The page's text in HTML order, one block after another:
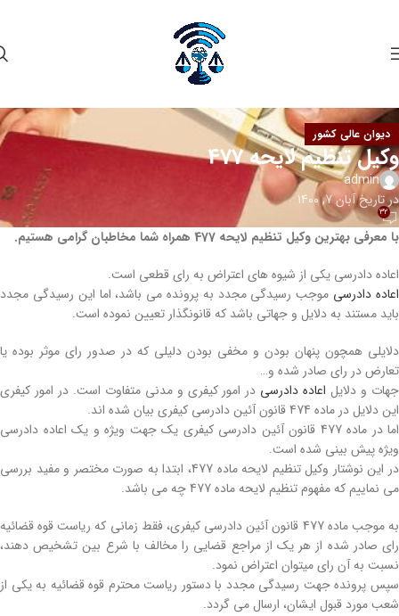
دیوان عالی کشور
وکیل تنظیم لایحه 477
admin
در تاریخ آبان 7, 1400
32
با معرفی بهترین وکیل تنظیم لایحه 477 همراه شما مخاطبان گرامی هستیم.
اعاده دادرسی یکی از شیوه‌ های اعتراض به رای قطعی است.
اعاده دادرسی موجب رسیدگی مجدد به پرونده می‌ باشد، اما این رسیدگی مجدد
باید مستند به دلایل و جهاتی باشد که قانونگذار تعیین نموده است.
دلایلی همچون پنهان بودن و مخفی بودن دلیلی که در صدور رای موثر بوده یا
تعارض در رای صادر شده و…
جهات و دلایل اعاده دادرسی در امور کیفری و مدنی متفاوت است. در امور کیفری
این دلایل در ماده 474 قانون آئین دادرسی کیفری بیان شده‌ اند.
اما در ماده 477 قانون آئین دادرسی کیفری یک جهت ویژه و یک اعاده دادرسی
ویژه پیش‌ بینی شده است.
در این نوشتار وکیل تنظیم لایحه ماده 477، ابتدا به صورت مختصر و مفید بررسی
می‌ نماییم که مفهوم تنظیم لایحه ماده 477 چه می‌ باشد.
به موجب ماده 477 قانون آئین دادرسی کیفری، فقط زمانی که ریاست قوه قضائیه
رای صادر شده از هر یک از مراجع قضایی را مخالف با شرع بین تشخیص دهند،
نسبت به آن رای میتوان اعتراض نمود.
سپس پرونده جهت رسیدگی مجدد با دستور ریاست محترم قوه قضائیه به یکی از
شعب مورد قبول ایشان، ارسال می‌ گردد.